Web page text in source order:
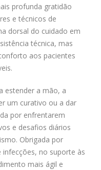
profunda gratidão
e técnicos de
dorsal do cuidado em
técnica, mas
aos pacientes
estender a mão, a
um curativo ou a dar
por enfrentarem
e desafios diários
Obrigada por
infecções, no suporte às
mais ágil e